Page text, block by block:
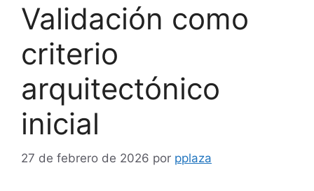
Validación como
criterio
arquitectónico
inicial
27 de febrero de 2026 por pplaza